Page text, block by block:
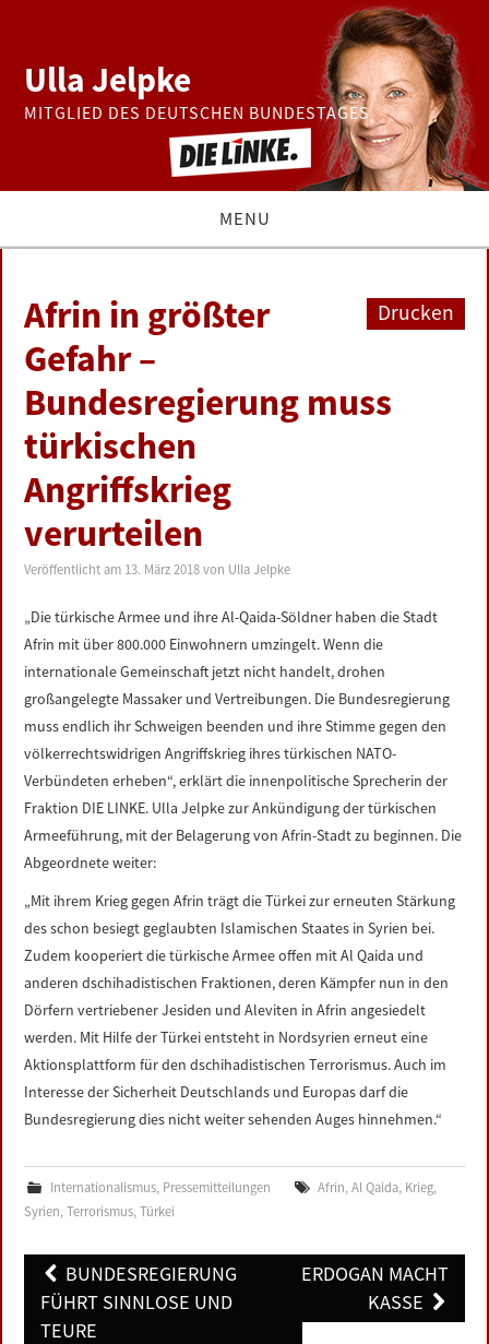
Ulla Jelpke
MITGLIED DES DEUTSCHEN BUNDESTAGES
MENU
BUNDESTAG
PRESSE
ZUR PERSON
LINKS
DATENSCHUTZERKLÄRUNG
IMPRESSUM
Drucken
Afrin in größter
Gefahr –
Bundesregierung muss
türkischen
Angriffskrieg
verurteilen
Veröffentlicht am 13. März 2018 von Ulla Jelpke
„Die türkische Armee und ihre Al-Qaida-Söldner haben die Stadt
Afrin mit über 800.000 Einwohnern umzingelt. Wenn die
internationale Gemeinschaft jetzt nicht handelt, drohen
großangelegte Massaker und Vertreibungen. Die Bundesregierung
muss endlich ihr Schweigen beenden und ihre Stimme gegen den
völkerrechtswidrigen Angriffskrieg ihres türkischen NATO-
Verbündeten erheben“, erklärt die innenpolitische Sprecherin der
Fraktion DIE LINKE. Ulla Jelpke zur Ankündigung der türkischen
Armeeführung, mit der Belagerung von Afrin-Stadt zu beginnen. Die
Abgeordnete weiter:
„Mit ihrem Krieg gegen Afrin trägt die Türkei zur erneuten Stärkung
des schon besiegt geglaubten Islamischen Staates in Syrien bei.
Zudem kooperiert die türkische Armee offen mit Al Qaida und
anderen dschihadistischen Fraktionen, deren Kämpfer nun in den
Dörfern vertriebener Jesiden und Aleviten in Afrin angesiedelt
werden. Mit Hilfe der Türkei entsteht in Nordsyrien erneut eine
Aktionsplattform für den dschihadistischen Terrorismus. Auch im
Interesse der Sicherheit Deutschlands und Europas darf die
Bundesregierung dies nicht weiter sehenden Auges hinnehmen.“
Internationalismus, Pressemitteilungen Afrin, Al Qaida, Krieg,
Syrien,Terrorismus,Türkei
Post
navigation
BUNDESREGIERUNG
FÜHRT SINNLOSE UND
TEURE
ERDOGAN MACHT
KASSE